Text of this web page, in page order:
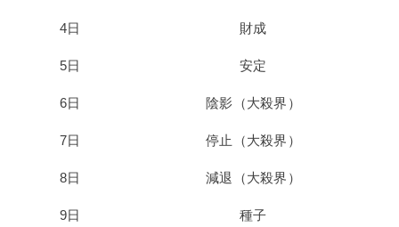
4日 財成
5日 安定
6日 陰影（大殺界）
7日 停止（大殺界）
8日 減退（大殺界）
9日 種子